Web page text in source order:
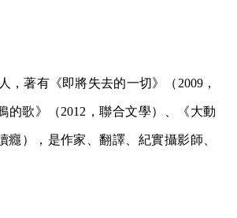
，著有《即將失去的一切》（2009，
的歌》（2012，聯合文學）、《大動
癮），是作家、翻譯、紀實攝影師、